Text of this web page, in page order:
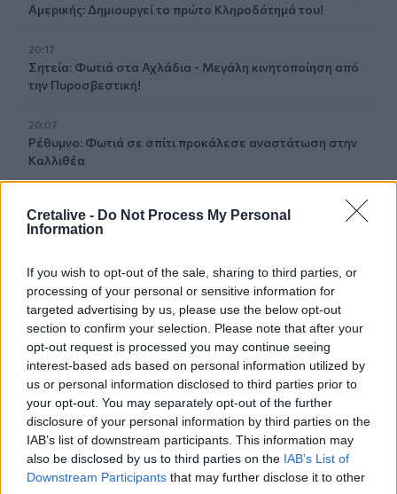
Cretalive - Do Not Process My Personal
Information
If you wish to opt-out of the sale, sharing to third parties, or
processing of your personal or sensitive information for
targeted advertising by us, please use the below opt-out
section to confirm your selection. Please note that after your
opt-out request is processed you may continue seeing
interest-based ads based on personal information utilized by
us or personal information disclosed to third parties prior to
your opt-out. You may separately opt-out of the further
disclosure of your personal information by third parties on the
IAB’s list of downstream participants. This information may
also be disclosed by us to third parties on the IAB’s List of
Downstream Participants that may further disclose it to other
Αμερικής: Δημιουργεί το πρώτο Κληροδότημά του!
20:17
Σητεία: Φωτιά στα Αχλάδια - Μεγάλη κινητοποίηση από
την Πυροσβεστική!
20:07
Ρέθυμνο: Φωτιά σε σπίτι προκάλεσε αναστάτωση στην
Καλλιθέα
Μαρούσι: Συνελήφθη 35χρονος με 106 συσκευασίες
χασίς σε προαύλιο χώρο σχολείου
19:55
Πάτρα: Θρήνος για μωράκι μόλις 8 ημερών –
Νοσηλευόταν στη ΜΕΘ Νεογνών
19:45
Καταβλήθηκαν 33.579.900 εκατ. ευρώ για την αγορά
λιπασμάτων
19:42
Καλοκαίρι 2026: Η Ευρώπη στις φλόγες - 5 εκατ.
στρέμματα στάχτη, από την Πορτογαλία έως την Κρήτη
(Βίντεο)